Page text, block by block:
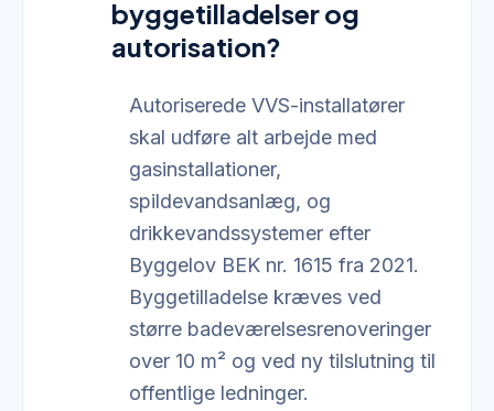
byggetilladelser og
autorisation?
Autoriserede VVS-installatører
skal udføre alt arbejde med
gasinstallationer,
spildevandsanlæg, og
drikkevandssystemer efter
Byggelov BEK nr. 1615 fra 2021.
Byggetilladelse kræves ved
større badeværelsesrenoveringer
over 10 m² og ved ny tilslutning til
offentlige ledninger.